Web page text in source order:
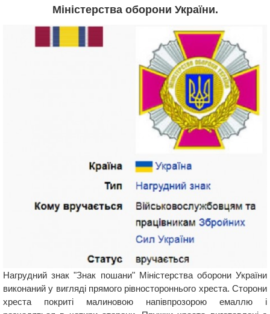
Міністерства оборони України.
Нагрудний знак "Знак пошани" Міністерства оборони України
виконаний у вигляді прямого рівностороннього хреста. Сторони
хреста покриті малиновою напівпрозорою емаллю і